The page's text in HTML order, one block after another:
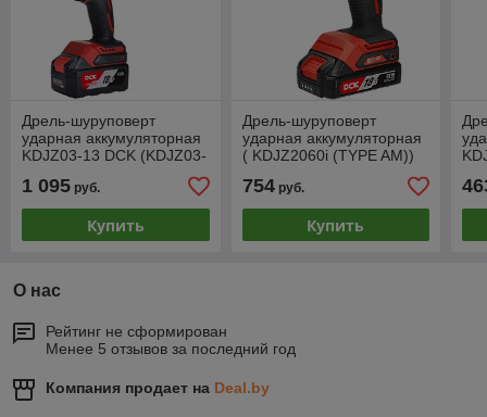
Дрель-шуруповерт
ударная аккумуляторная
KDJZ03-13 DCK (KDJZ03-
1 095 руб.
Купить
Дрель-шуруповерт
ударная аккумуляторная
( KDJZ2060i (TYPE AM))
754руб.
Купить
О нас
Рейтинг не сформирован
Менее 5 отзывов за последний год
Компания продает на Deal.by